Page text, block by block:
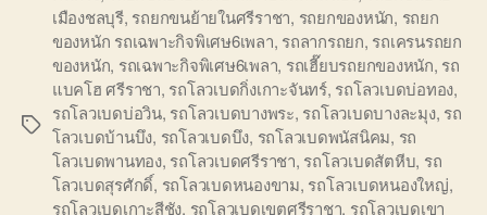
Tags
เมืองชลบุรี, รถยกขนย้ายในศรีราชา, รถยกของหนัก, รถยก
ของหนัก รถเฉพาะกิจพิเศษ6เพลา, รถลากรถยก, รถเครนรถยก
ของหนัก, รถเฉพาะกิจพิเศษ6เพลา, รถเฮี๊ยบรถยกของหนัก, รถ
แบคโฮ ศรีราชา, รถโลวเบดกิ่งเกาะจันทร์, รถโลวเบดบ่อทอง,
รถโลวเบดบ่อวิน, รถโลวเบดบางพระ, รถโลวเบดบางละมุง, รถ
โลวเบดบ้านบึง, รถโลวเบดบึง, รถโลวเบดพนัสนิคม, รถ
โลวเบดพานทอง, รถโลวเบดศรีราชา, รถโลวเบดสัตหีบ, รถ
โลวเบดสุรศักดิ์, รถโลวเบดหนองขาม, รถโลวเบดหนองใหญ่,
รถโลวเบดเกาะสีชัง, รถโลวเบดเขตศรีราชา, รถโลวเบดเขา